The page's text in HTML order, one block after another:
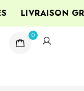
LIVRAISON
0